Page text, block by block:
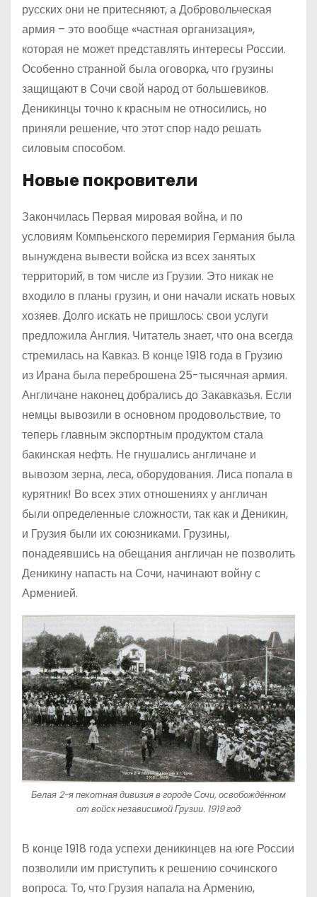
русских они не притесняют, а Добровольческая
армия – это вообще «частная организация»,
которая не может представлять интересы России.
Особенно странной была оговорка, что грузины
защищают в Сочи свой народ от большевиков.
Деникинцы точно к красным не относились, но
приняли решение, что этот спор надо решать
силовым способом.
Новые покровители
Закончилась Первая мировая война, и по
условиям Компьенского перемирия Германия была
вынуждена вывести войска из всех занятых
территорий, в том числе из Грузии. Это никак не
входило в планы грузин, и они начали искать новых
хозяев. Долго искать не пришлось: свои услуги
предложила Англия. Читатель знает, что она всегда
стремилась на Кавказ. В конце 1918 года в Грузию
из Ирана была переброшена 25-тысячная армия.
Англичане наконец добрались до Закавказья. Если
немцы вывозили в основном продовольствие, то
теперь главным экспортным продуктом стала
бакинская нефть. Не гнушались англичане и
вывозом зерна, леса, оборудования. Лиса попала в
курятник! Во всех этих отношениях у англичан
были определенные сложности, так как и Деникин,
и Грузия были их союзниками. Грузины,
понадеявшись на обещания англичан не позволить
Деникину напасть на Сочи, начинают войну с
Арменией.
Белая 2-я пехотная дивизия в городе Сочи, освобождённом
от войск независимой Грузии. 1919 год
В конце 1918 года успехи деникинцев на юге России
позволили им приступить к решению сочинского
вопроса. То, что Грузия напала на Армению,